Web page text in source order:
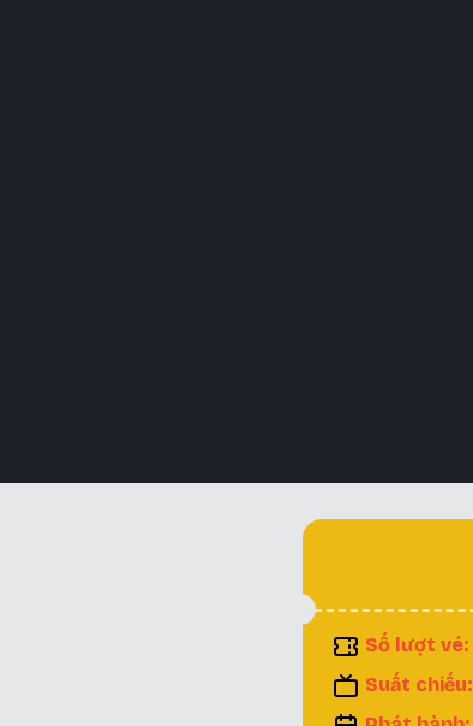
Số lượt vé:
Suất chiếu: